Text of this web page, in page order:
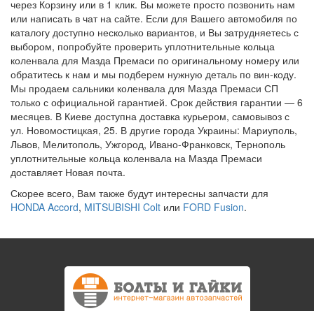
через Корзину или в 1 клик. Вы можете просто позвонить нам
или написать в чат на сайте. Если для Вашего автомобиля по
каталогу доступно несколько вариантов, и Вы затрудняетесь с
выбором, попробуйте проверить уплотнительные кольца
коленвала для Мазда Премаси по оригинальному номеру или
обратитесь к нам и мы подберем нужную деталь по вин-коду.
Мы продаем сальники коленвала для Мазда Премаси СП
только с официальной гарантией. Срок действия гарантии — 6
месяцев. В Киеве доступна доставка курьером, самовывоз с
ул. Новомостицкая, 25. В другие города Украины: Мариуполь,
Львов, Мелитополь, Ужгород, Ивано-Франковск, Тернополь
уплотнительные кольца коленвала на Мазда Премаси
доставляет Новая почта.
Скорее всего, Вам также будут интересны запчасти для
HONDA Accord, MITSUBISHI Colt или FORD Fusion.